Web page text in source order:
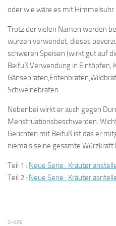
oder wie wäre es mit Himmelsuhr
Trotz der vielen Namen werden
würzen verwendet, dieses
schweren Speisen (wirkt gut auf
Beifuß Verwendung in Eintöpfen,
Schweinebraten.
Nebenbei wirkt er auch gegen
Menstruationsbeschwerden.
Gerichten mit Beifuß ist das er
niemals seine gesamte Würzkraft
Teil 1 : Neue Serie : Kräuter
Teil 2 : Neue Serie : Kräuter
SHARE